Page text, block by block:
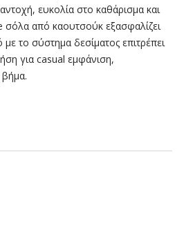
ευκολία στο καθάρισμα και
σόλα από καουτσούκ εξασφαλίζει
το σύστημα δεσίματος επιτρέπει
για casual εμφάνιση,